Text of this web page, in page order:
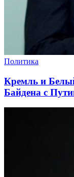
Политика
Кремль и
Байдена с